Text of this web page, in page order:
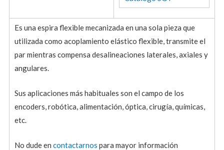
Es una espira flexible mecanizada en una sola pieza que
utilizada como acoplamiento elástico flexible, transmite el
par mientras compensa desalineaciones laterales, axiales y
angulares.
Sus aplicaciones más habituales son el campo de los
encoders, robótica, alimentación, óptica, cirugía, químicas,
etc.
No dude en contactarnos para mayor información